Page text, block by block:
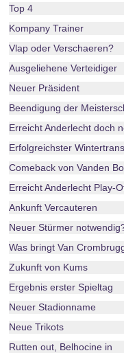
Top 4
Kompany Trainer
Vlap oder Verschaeren?
Ausgeliehene Verteidiger
Neuer Präsident
Beendigung der
Erreicht Anderlecht doch
Erfolgreichster
Comeback von Vanden
Erreicht Anderlecht Play-
Ankunft Vercauteren
Neuer Stürmer
Was bringt Van
Zukunft von Kums
Ergebnis erster Spieltag
Neuer Stadionname
Neue Trikots
Rutten out, Belhocine in